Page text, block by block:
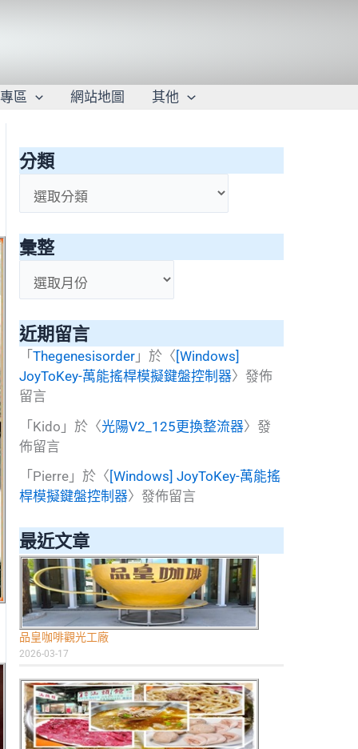
區 網站地圖 其他
分類
類
彙整
整
近期留言
「 Thegenesisorder 」於〈[Windows]
JoyToKey-萬能搖桿模擬鍵盤控制器〉發佈
留言
「 Kido 」於〈光陽V2_125更換整流器〉發
佈留言
「 Pierre 」於〈 [Windows] JoyToKey-萬能搖
桿模擬鍵盤控制器〉發佈留言
最近文章
品皇咖啡觀光工廠
2026-03-17